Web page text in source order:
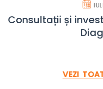
Consultații și
VEZI